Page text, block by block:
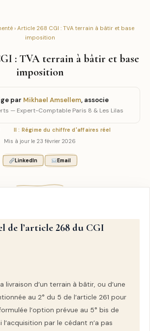
› Article 268 CGI : TVA terrain à bâtir et base
imposition
: TVA terrain à bâtir et base
imposition
par Mikhael Amsellem, associe
— Expert-Comptable Paris 8 & Les Lilas
II : Régime du chiffre d'affaires réel
Mis à jour le 23 février 2026
LinkedIn Email
de l’article 268 du CGI
livraison d’un terrain à bâtir, ou d’une
au 2° du 5 de l’article 261 pour
l’option prévue au 5° bis de
l’acquisition par le cédant n’a pas